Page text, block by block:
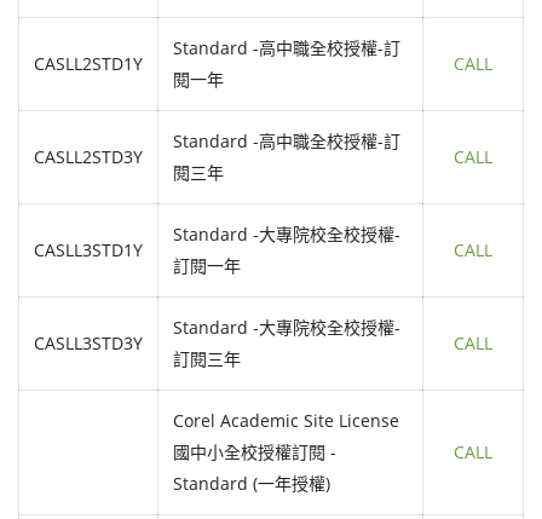
CASLL2STD1Y
Standard -高中職全校授權-訂
閱一年
CALL
CASLL2STD3Y
Standard -高中職全校授權-訂
閱三年
CALL
CASLL3STD1Y
Standard -大專院校全校授權-
訂閱一年
CALL
CASLL3STD3Y
Standard -大專院校全校授權-
訂閱三年
CALL
Corel Academic Site License
國中小全校授權訂閱 -
Standard (一年授權)
CALL